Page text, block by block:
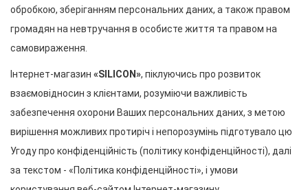
обробкою, зберіганням персональних даних, а також правом
громадян на невтручання в особисте життя та правом на
самовираження.
Інтернет-магазин «SILICON», піклуючись про розвиток
взаємовідносин з клієнтами, розуміючи важливість
забезпечення охорони Ваших персональних даних, з метою
вирішення можливих протиріч і непорозумінь підготувало цю
Угоду про конфіденційність (політику конфіденційності), далі
за текстом - «Політика конфіденційності», і умови